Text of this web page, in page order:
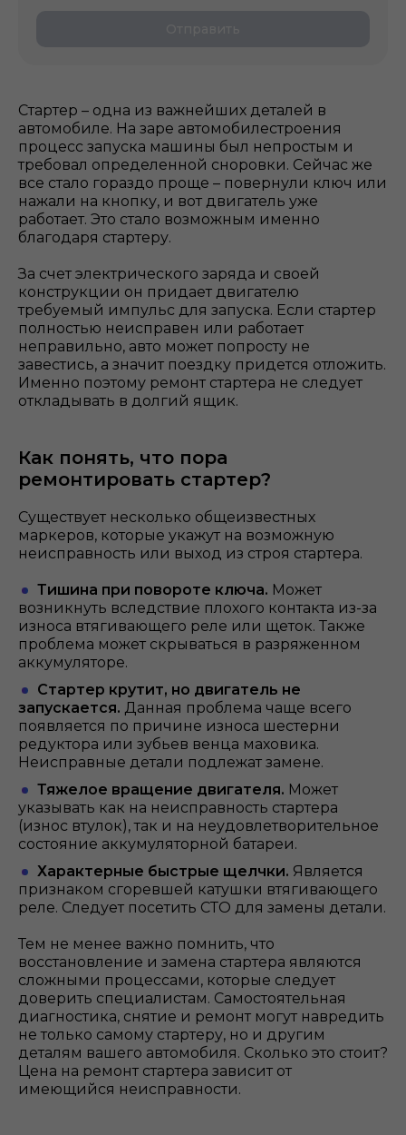
Стартер – одна из важнейших деталей в
автомобиле. На заре автомобилестроения
процесс запуска машины был непростым и
требовал определенной сноровки. Сейчас же
все стало гораздо проще – повернули ключ или
нажали на кнопку, и вот двигатель уже
работает. Это стало возможным именно
благодаря стартеру.
За счет электрического заряда и своей
конструкции он придает двигателю
требуемый импульс для запуска. Если стартер
полностью неисправен или работает
неправильно, авто может попросту не
завестись, а значит поездку придется отложить.
Именно поэтому ремонт стартера не следует
откладывать в долгий ящик.
Как понять, что пора
ремонтировать стартер?
Существует несколько общеизвестных
маркеров, которые укажут на возможную
неисправность или выход из строя стартера.
Тишина при повороте ключа. Может
возникнуть вследствие плохого контакта из-за
износа втягивающего реле или щеток. Также
проблема может скрываться в разряженном
аккумуляторе.
Стартер крутит, но двигатель не
запускается. Данная проблема чаще всего
появляется по причине износа шестерни
редуктора или зубьев венца маховика.
Неисправные детали подлежат замене.
Тяжелое вращение двигателя. Может
указывать как на неисправность стартера
(износ втулок), так и на неудовлетворительное
состояние аккумуляторной батареи.
Характерные быстрые щелчки. Является
признаком сгоревшей катушки втягивающего
реле. Следует посетить СТО для замены детали.
Тем не менее важно помнить, что
восстановление и замена стартера являются
сложными процессами, которые следует
доверить специалистам. Самостоятельная
диагностика, снятие и ремонт могут навредить
не только самому стартеру, но и другим
деталям вашего автомобиля. Сколько это стоит?
Цена на ремонт стартера зависит от
имеющийся неисправности.